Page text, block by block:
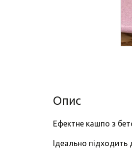
Опис
Ефектне кашпо з
Ідеально підходить